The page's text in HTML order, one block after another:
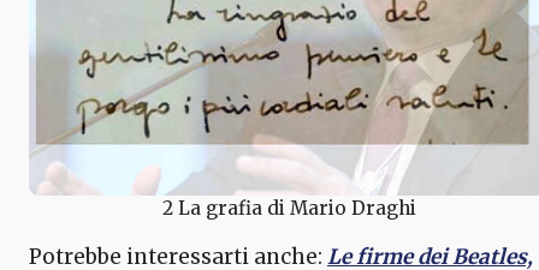
2 La grafia di Mario Draghi
Potrebbe interessarti anche: Le firme dei Beatles,